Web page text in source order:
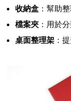
收納盒 ：幫助
檔案夾 ：用於
桌面整理架 ：